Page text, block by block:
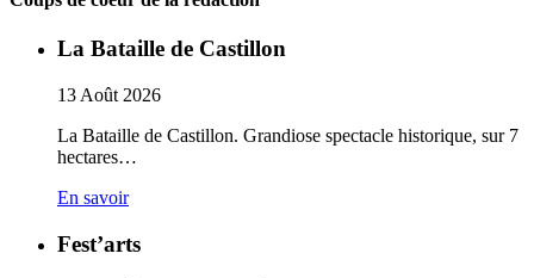
La Bataille de Castillon
13 Août 2026
La Bataille de Castillon. Grandiose spectacle historique, sur 7
hectares…
En savoir
Fest’arts